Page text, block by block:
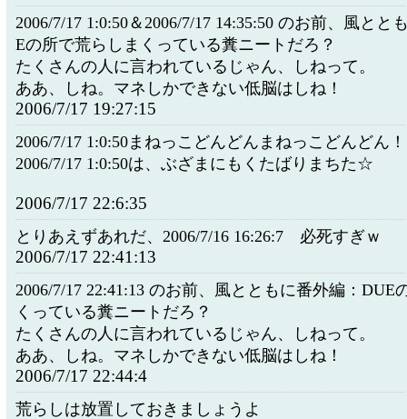
2006/7/17 1:0:50＆2006/7/17 14:35:50 のお前、風とと
Eの所で荒らしまくっている糞ニートだろ？
たくさんの人に言われているじゃん、しねって。
ああ、しね。マネしかできない低脳はしね！
2006/7/17 19:27:15
2006/7/17 1:0:50まねっこどんどんまねっこどんどん！
2006/7/17 1:0:50は、ぶざまにもくたばりまちた☆
2006/7/17 22:6:35
とりあえずあれだ、2006/7/16 16:26:7 必死すぎｗ
2006/7/17 22:41:13
2006/7/17 22:41:13 のお前、風とともに番外編：DUE
くっている糞ニートだろ？
たくさんの人に言われているじゃん、しねって。
ああ、しね。マネしかできない低脳はしね！
2006/7/17 22:44:4
荒らしは放置しておきましょうよ